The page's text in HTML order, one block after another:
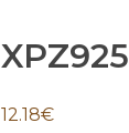
XPZ925
12.18€